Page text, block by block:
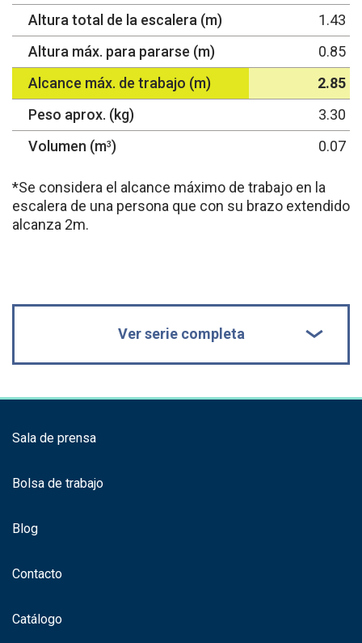
Altura total de la escalera (m)
1.43
Altura máx. para pararse (m)
0.85
Alcance máx. de trabajo (m)
2.85
Peso aprox. (kg)
3.30
Volumen (m3) 0.07
*Se considera el alcance máximo de trabajo en la
escalera de una persona que con su brazo extendido
alcanza 2m.
Ver serie completa
Sala de prensa
Bolsa de trabajo
Blog
Contacto
Catálogo